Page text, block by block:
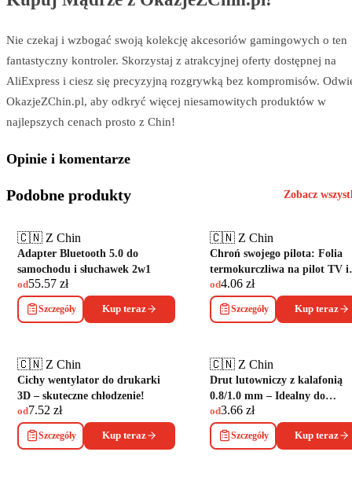
Nie czekaj i wzbogać swoją kolekcję akcesoriów gamingowych o ten
fantastyczny kontroler. Skorzystaj z atrakcyjnej oferty dostępnej na
AliExpress i ciesz się precyzyjną rozgrywką bez kompromisów.
OkazjeZChin.pl, aby odkryć więcej niesamowitych produktów w
najlepszych cenach prosto z Chin!
Opinie i komentarze
Podobne produkty Zobacz
🇨🇳 Z Chin
Adapter Bluetooth 5.0 do
samochodu i słuchawek 2w1
od55.57 zł
Szczegóły Kup teraz
🇨🇳 Z Chin
Chroń swojego pilota: Folia
termokurczliwa na pilot TV i
klimę
od4.06 zł
Szczegóły Kup teraz
🇨🇳 Z Chin
Cichy wentylator do drukarki
3D – skuteczne chłodzenie!
od7.52 zł
Szczegóły Kup teraz
🇨🇳 Z Chin
Drut lutowniczy z kalafonią
0.8/1.0 mm – Idealny do
elektroniki
od3.66 zł
Szczegóły Kup teraz